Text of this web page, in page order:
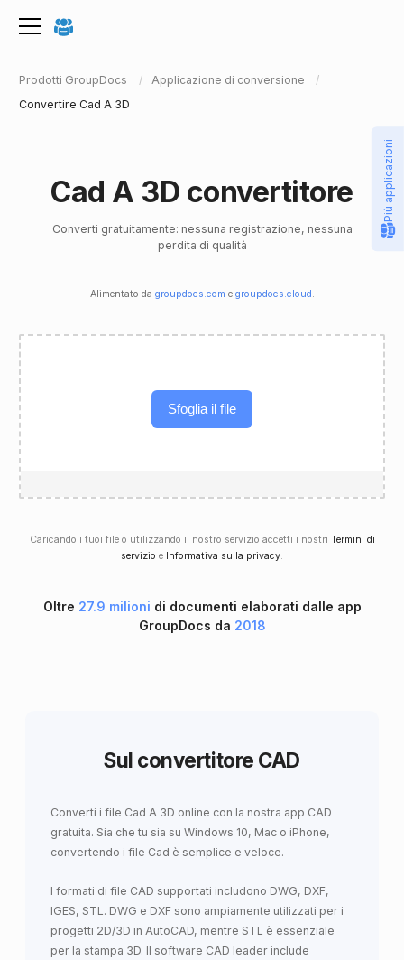
Prodotti GroupDocs
Applicazione di conversione
Convertire Cad A 3D
Cad A 3D convertitore
Converti gratuitamente: nessuna registrazione, nessuna
perdita di qualità
Alimentato da groupdocs.com e groupdocs.cloud .
Sfoglia il file
Caricando i tuoi file o utilizzando il nostro servizio accetti i nostri Termini di
servizio e Informativa sulla privacy.
Oltre 27.9 milioni di documenti elaborati dalle app
GroupDocs da 2018
Sul convertitore CAD
Converti i file Cad A 3D online con la nostra app CAD
gratuita. Sia che tu sia su Windows 10, Mac o iPhone,
convertendo i file Cad è semplice e veloce.
I formati di file CAD supportati includono DWG, DXF,
IGES, STL. DWG e DXF sono ampiamente utilizzati per i
progetti 2D/3D in AutoCAD, mentre STL è essenziale
per la stampa 3D. Il software CAD leader include
Più applicazioni